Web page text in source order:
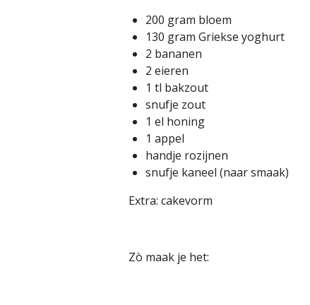
200 gram bloem
130 gram Griekse yoghurt
2 bananen
2 eieren
1 tl bakzout
snufje zout
1 el honing
1 appel
handje rozijnen
snufje kaneel (naar smaak)
Extra: cakevorm
Zò maak je het: